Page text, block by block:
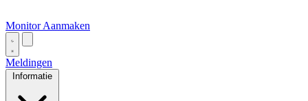
Monitor Aanmaken
Meldingen
Informatie